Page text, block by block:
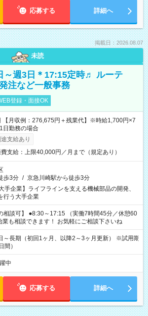
応募する 詳細へ
掲載日：2026.08.07
未読
～週3日＊17:15定時♬ ルーテ
注など一般事務
登録・面接OK
【月収例：276,675円＋残業代】※時給1,700円×7
日勤務の場合
支給あり
支給：上限40,000円／月まで（規定あり）
歩3分 / 京急川崎駅から徒歩3分
手企業】ライフラインを支える機械部品の開発、
行う大手企業
相談可】 ●8:30～17:15 （実働7時間45分／休憩60
～始業も相談できます！ お気軽にご相談下さいね
～長期（初回1ヶ月、以降2～3ヶ月更新） ※試用期
間）
中
応募する 詳細へ